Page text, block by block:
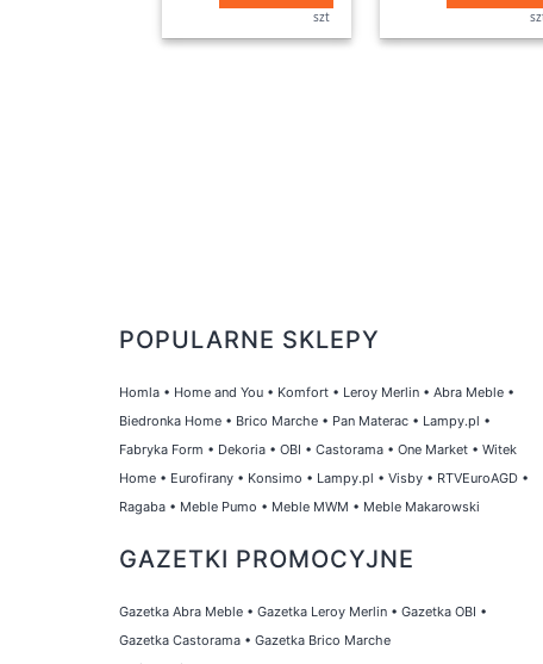
szt
POPULARNE SKLEPY
Homla • Home and You • Komfort • Leroy Merlin • Abra Meble •
Biedronka Home • Brico Marche • Pan Materac • Lampy.pl •
Fabryka Form • Dekoria • OBI • Castorama • One Market • Witek
Home • Eurofirany • Konsimo • Lampy.pl • Visby • RTVEuroAGD •
Ragaba • Meble Pumo • Meble MWM • Meble Makarowski
GAZETKI PROMOCYJNE
Gazetka Abra Meble • Gazetka Leroy Merlin • Gazetka OBI •
Gazetka Castorama • Gazetka Brico Marche